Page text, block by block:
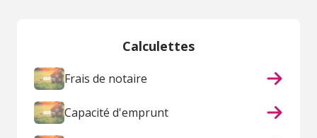
Calculettes
Frais de notaire
Capacité d'emprunt